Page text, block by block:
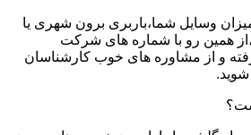
وسایل شما،باربری برون شهری یا
همین رو با شماره های شرکت
تماس گرفته و از مشاوره های خوب کارشناسان